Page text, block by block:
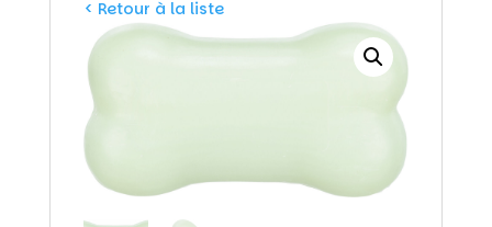
< Retour à la liste